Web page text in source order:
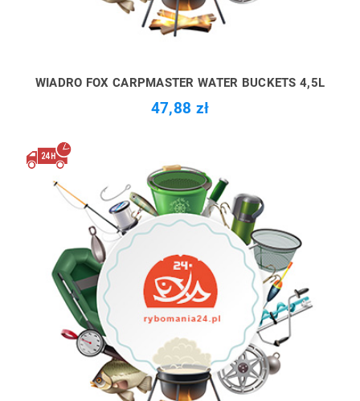
WIADRO FOX CARPMASTER WATER BUCKETS 4,5L
47,88 zł